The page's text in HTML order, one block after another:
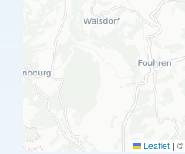
Leaflet | ©